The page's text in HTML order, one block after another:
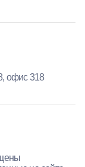
офис 318